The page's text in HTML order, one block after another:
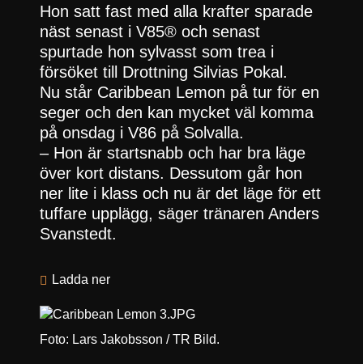
Foto: Lars Jakobsson / TR Bild.
Hon satt fast med alla krafter sparade
näst senast i V85® och senast
spurtade hon sylvasst som trea i
försöket till Drottning Silvias Pokal.
Nu står Caribbean Lemon på tur för en
seger och den kan mycket väl komma
på onsdag i V86 på Solvalla.
– Hon är startsnabb och har bra läge
över kort distans. Dessutom går hon
ner lite i klass och nu är det läge för ett
tuffare upplägg, säger tränaren Anders
Svanstedt.
Ladda ner